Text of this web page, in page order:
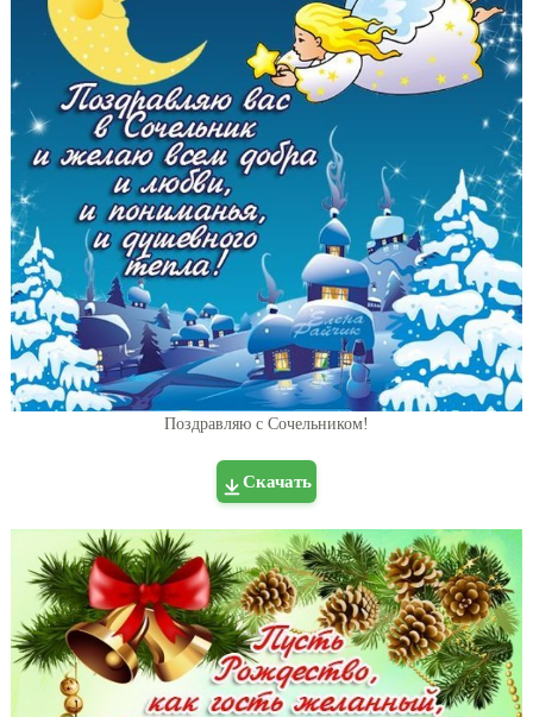
Поздравляю с Сочельником!
Скачать